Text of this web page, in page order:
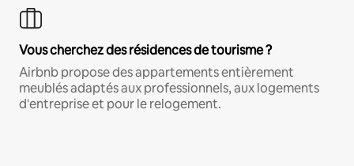
Vous cherchez des résidences de tourisme ?
Airbnb propose des appartements entièrement
meublés adaptés aux professionnels, aux logements
d'entreprise et pour le relogement.